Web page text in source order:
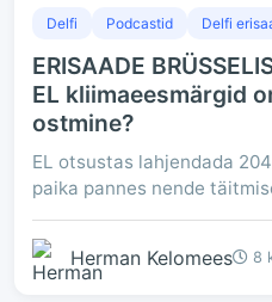
Delfi Podcastid Delfi
ERISAADE
EL kliimaeesmärgid
ostmine?
EL otsustas lahjendada
paika pannes nende
Herman Kelomees 8